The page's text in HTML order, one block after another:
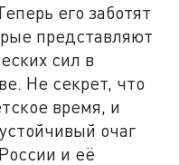
его заботят
представляют
сил в
Не секрет, что
время, и
очаг
и её